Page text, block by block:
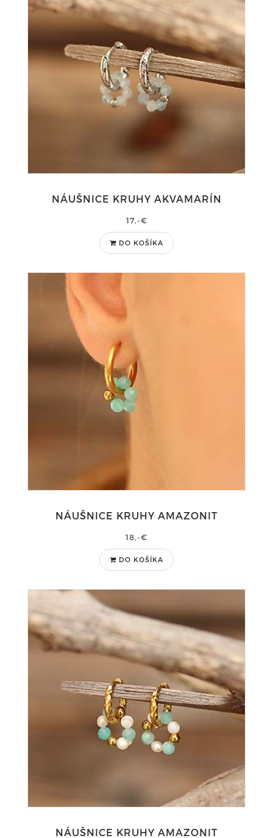
NÁUŠNICE KRUHY AKVAMARÍN
17,-€
DO KOŠÍKA
NÁUŠNICE KRUHY AMAZONIT
18,-€
DO KOŠÍKA
NÁUŠNICE KRUHY AMAZONIT